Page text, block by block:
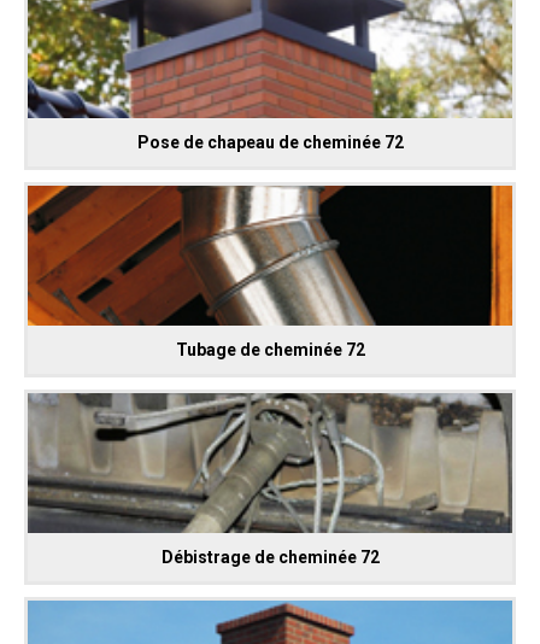
Pose de chapeau de cheminée 72
Tubage de cheminée 72
Débistrage de cheminée 72